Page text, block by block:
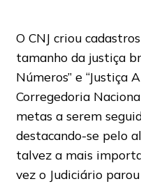
O CNJ criou
tamanho da justiça
Números” e “Justiça
Corregedoria
metas a serem
destacando-se pelo
talvez a mais
vez o Judiciário